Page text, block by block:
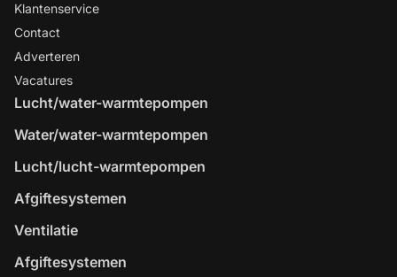
Klantenservice
Contact
Adverteren
Vacatures
Lucht/water-warmtepompen
Water/water-warmtepompen
Lucht/lucht-warmtepompen
Afgiftesystemen
Ventilatie
Afgiftesystemen